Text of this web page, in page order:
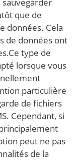
que de
données. Cela
de données ont
type de
lorsque vous
particulière
de fichiers
Cependant, si
peut ne pas
de la